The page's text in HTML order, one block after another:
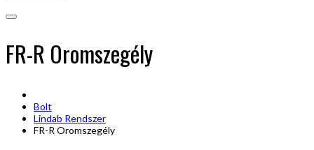
FR-R Oromszegély
Bolt
Lindab Rendszer
FR-R Oromszegély